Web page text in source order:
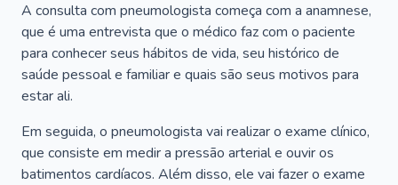
A consulta com pneumologista começa com a anamnese,
que é uma entrevista que o médico faz com o paciente
para conhecer seus hábitos de vida, seu histórico de
saúde pessoal e familiar e quais são seus motivos para
estar ali.
Em seguida, o pneumologista vai realizar o exame clínico,
que consiste em medir a pressão arterial e ouvir os
batimentos cardíacos. Além disso, ele vai fazer o exame